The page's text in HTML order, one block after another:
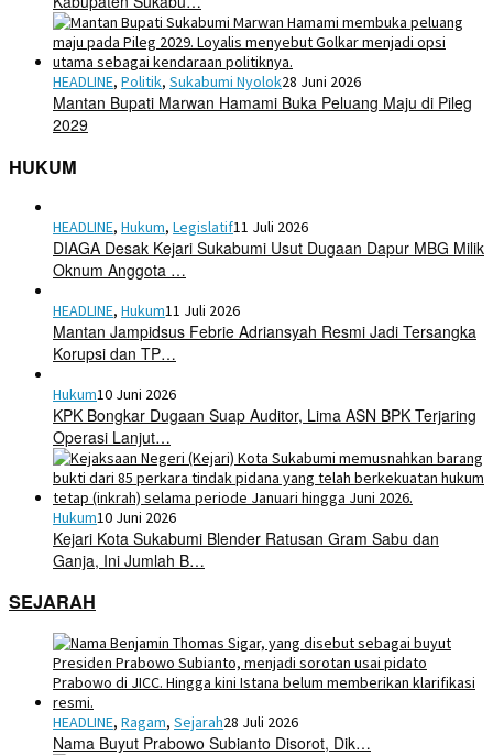
HEADLINE, Politik, Sukabumi Nyolok28 Juni 2026
Mantan Bupati Marwan Hamami Buka Peluang Maju di Pileg
2029
HUKUM
HEADLINE, Hukum, Legislatif11 Juli 2026
DIAGA Desak Kejari Sukabumi Usut Dugaan Dapur MBG Milik
Oknum Anggota …
HEADLINE, Hukum11 Juli 2026
Mantan Jampidsus Febrie Adriansyah Resmi Jadi Tersangka
Korupsi dan TP…
Hukum10 Juni 2026
KPK Bongkar Dugaan Suap Auditor, Lima ASN BPK Terjaring
Operasi Lanjut…
Hukum10 Juni 2026
Kejari Kota Sukabumi Blender Ratusan Gram Sabu dan
Ganja, Ini Jumlah B…
SEJARAH
HEADLINE, Ragam, Sejarah28 Juli 2026
Nama Buyut Prabowo Subianto Disorot, Dik…